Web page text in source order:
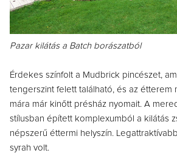
Pazar kilátás a Batch borászatból
Érdekes színfolt a Mudbrick pincészet,
tengerszint felett található, és az étterem
mára már kinőtt présház nyomait. A
stílusban épített komplexumból a kilátás
népszerű éttermi helyszín.
syrah volt.